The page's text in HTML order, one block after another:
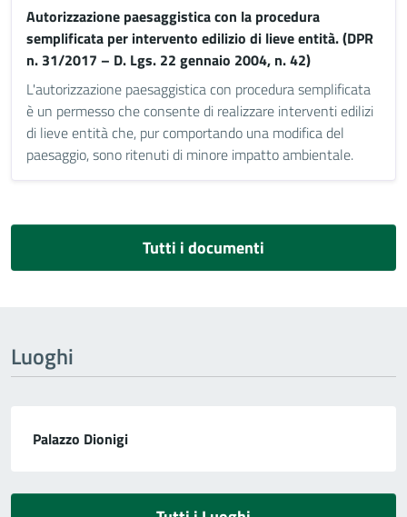
Autorizzazione paesaggistica con la procedura
semplificata per intervento edilizio di lieve entità. (DPR
n. 31/2017 – D. Lgs. 22 gennaio 2004, n. 42)
L'autorizzazione paesaggistica con procedura semplificata
è un permesso che consente di realizzare interventi edilizi
di lieve entità che, pur comportando una modifica del
paesaggio, sono ritenuti di minore impatto ambientale.
Tutti i documenti
Luoghi
Palazzo Dionigi